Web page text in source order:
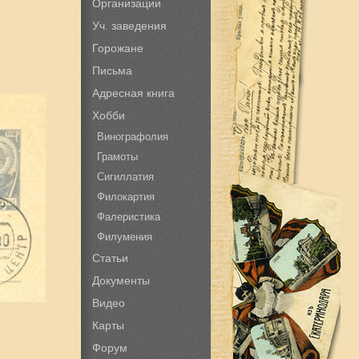
Организации
Уч. заведения
Горожане
Письма
Адресная книга
Хобби
Винографолия
Грамоты
Сигиллатия
Филокартия
Фалеристика
Филумения
Статьи
Документы
Видео
Карты
Форум